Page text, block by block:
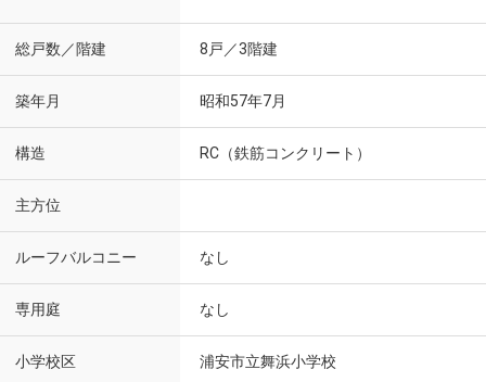
総戸数／階建 8戸／3階建
築年月 昭和57年7月
構造 RC（鉄筋コンクリート）
主方位
ルーフバルコニー なし
専用庭 なし
小学校区 浦安市立舞浜小学校